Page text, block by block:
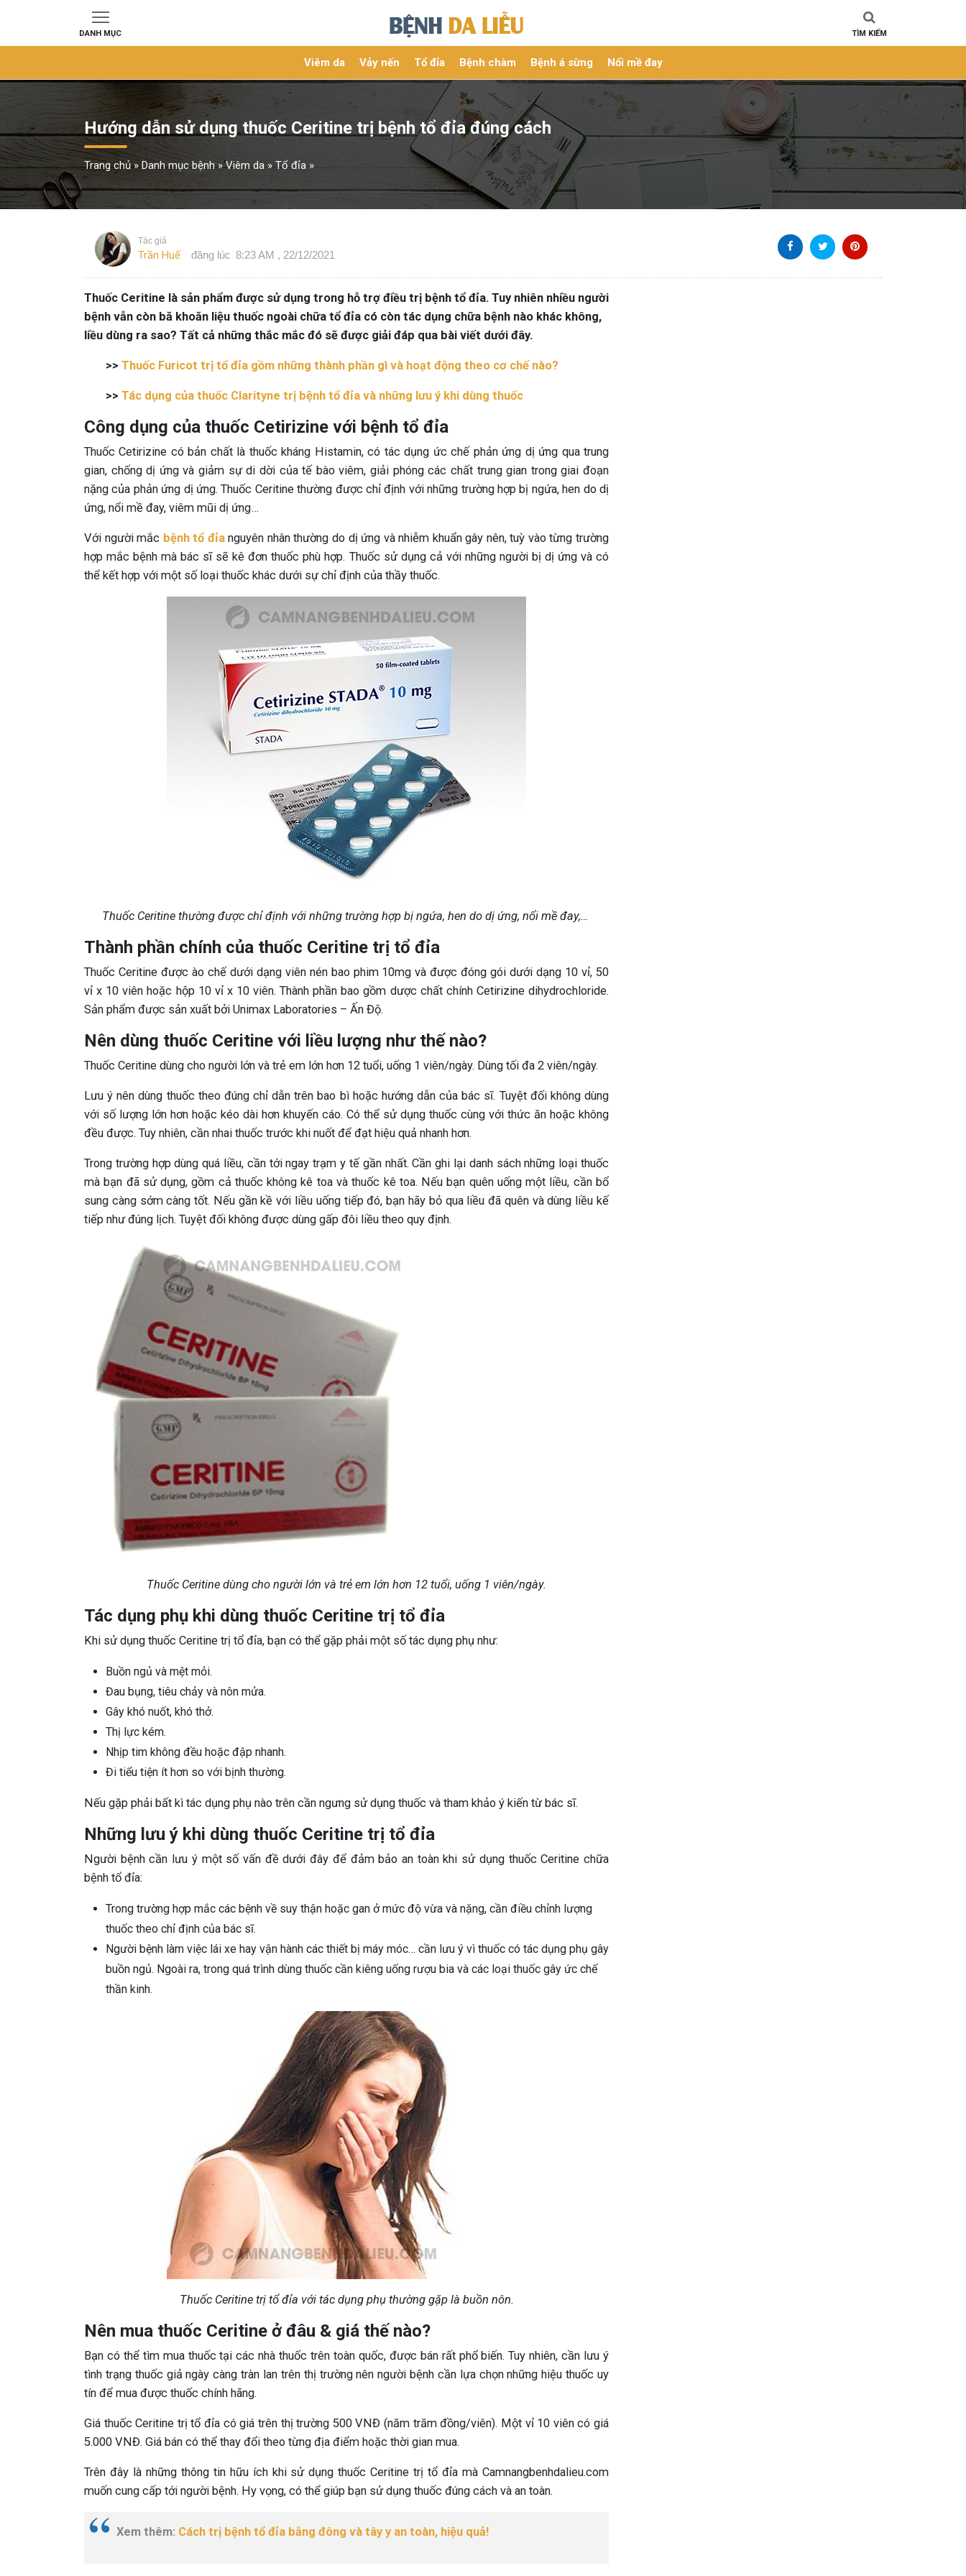
DANH MỤC TÌM KIẾM
Viêm da Vảy nến Tổ đỉa Bệnh chàm Bệnh á sừng Nổi mề đay
Hướng dẫn sử dụng thuốc Ceritine trị bệnh tổ đỉa đúng cách
Trang chủ»Danh mục bệnh»Viêm da »Tổ đỉa »
Tác giả
Trần Huế đăng lúc 8:23 AM , 22/12/2021
Thuốc Ceritine là sản phẩm được sử dụng trong hỗ trợ điều trị bệnh tổ đỉa. Tuy nhiên nhiều người
bệnh vẫn còn bă khoăn liệu thuốc ngoài chữa tổ đỉa có còn tác dụng chữa bệnh nào khác không,
liều dùng ra sao? Tất cả những thắc mắc đó sẽ được giải đáp qua bài viết dưới đây.
>> Thuốc Furicot trị tổ đỉa gồm những thành phần gì và hoạt động theo cơ chế nào?
>> Tác dụng của thuốc Clarityne trị bệnh tổ đỉa và những lưu ý khi dùng thuốc
Công dụng của thuốc Cetirizine với bệnh tổ đỉa
Thuốc Cetirizine có bản chất là thuốc kháng Histamin, có tác dụng ức chế phản ứng dị ứng qua trung
gian, chống dị ứng và giảm sự di dời của tế bào viêm, giải phóng các chất trung gian trong giai đoạn
nặng của phản ứng dị ứng. Thuốc Ceritine thường được chỉ định với những trường hợp bị ngứa, hen do dị
ứng, nổi mề đay, viêm mũi dị ứng…
Với người mắc bệnh tổ đỉanguyên nhân thường do dị ứng và nhiễm khuẩn gây nên, tuỳ vào từng trường
hợp mắc bệnh mà bác sĩ sẽ kê đơn thuốc phù hợp. Thuốc sử dụng cả với những người bị dị ứng và có
thể kết hợp với một số loại thuốc khác dưới sự chỉ định của thầy thuốc.
Thuốc Ceritine thường được chỉ định với những trường hợp bị ngứa, hen do dị ứng, nổi mề đay,…
Thành phần chính của thuốc Ceritine trị tổ đỉa
Thuốc Ceritine được ào chế dưới dạng viên nén bao phim 10mg và được đóng gói dưới dạng 10 vỉ, 50
vỉ x 10 viên hoặc hộp 10 vỉ x 10 viên. Thành phần bao gồm dược chất chính Cetirizine dihydrochloride.
Sản phẩm được sản xuất bởi Unimax Laboratories – Ấn Độ.
Nên dùng thuốc Ceritine với liều lượng như thế nào?
Thuốc Ceritine dùng cho người lớn và trẻ em lớn hơn 12 tuổi, uống 1 viên/ngày. Dùng tối đa 2 viên/ngày.
Lưu ý nên dùng thuốc theo đúng chỉ dẫn trên bao bì hoặc hướng dẫn của bác sĩ. Tuyệt đối không dùng
với số lượng lớn hơn hoặc kéo dài hơn khuyến cáo. Có thể sử dụng thuốc cùng với thức ăn hoặc không
đều được. Tuy nhiên, cần nhai thuốc trước khi nuốt để đạt hiệu quả nhanh hơn.
Trong trường hợp dùng quá liều, cần tới ngay trạm y tế gần nhất. Cần ghi lại danh sách những loại thuốc
mà bạn đã sử dụng, gồm cả thuốc không kê toa và thuốc kê toa. Nếu bạn quên uống một liều, cần bổ
sung càng sớm càng tốt. Nếu gần kề với liều uống tiếp đó, bạn hãy bỏ qua liều đã quên và dùng liều kế
tiếp như đúng lịch. Tuyệt đối không được dùng gấp đôi liều theo quy định.
Thuốc Ceritine dùng cho người lớn và trẻ em lớn hơn 12 tuổi, uống 1 viên/ngày.
Tác dụng phụ khi dùng thuốc Ceritine trị tổ đỉa
Khi sử dụng thuốc Ceritine trị tổ đỉa, bạn có thể gặp phải một số tác dụng phụ như:
Buồn ngủ và mệt mỏi.
Đau bụng, tiêu chảy và nôn mửa.
Gây khó nuốt, khó thở.
Thị lực kém.
Nhịp tim không đều hoặc đập nhanh.
Đi tiểu tiện ít hơn so với bịnh thường.
Nếu gặp phải bất kì tác dụng phụ nào trên cần ngưng sử dụng thuốc và tham khảo ý kiến từ bác sĩ.
Những lưu ý khi dùng thuốc Ceritine trị tổ đỉa
Người bệnh cần lưu ý một số vấn đề dưới đây để đảm bảo an toàn khi sử dụng thuốc Ceritine chữa
bệnh tổ đỉa:
Trong trường hợp mắc các bệnh về suy thận hoặc gan ở mức độ vừa và nặng, cần điều chỉnh lượng
thuốc theo chỉ định của bác sĩ.
Người bệnh làm việc lái xe hay vận hành các thiết bị máy móc… cần lưu ý vì thuốc có tác dụng phụ gây
buồn ngủ. Ngoài ra, trong quá trình dùng thuốc cần kiêng uống rượu bia và các loại thuốc gây ức chế
thần kinh.
Thuốc Ceritine trị tổ đỉa với tác dụng phụ thường gặp là buồn nôn.
Nên mua thuốc Ceritine ở đâu & giá thế nào?
Bạn có thể tìm mua thuốc tại các nhà thuốc trên toàn quốc, được bán rất phổ biến. Tuy nhiên, cần lưu ý
tình trạng thuốc giả ngày càng tràn lan trên thị trường nên người bệnh cần lựa chọn những hiệu thuốc uy
tín để mua được thuốc chính hãng.
Giá thuốc Ceritine trị tổ đỉa có giá trên thị trường 500 VNĐ (năm trăm đồng/viên). Một vỉ 10 viên có giá
5.000 VNĐ. Giá bán có thể thay đổi theo từng địa điểm hoặc thời gian mua.
Trên đây là những thông tin hữu ích khi sử dụng thuốc Ceritine trị tổ đỉa mà Camnangbenhdalieu.com
muốn cung cấp tới người bệnh. Hy vọng, có thể giúp bạn sử dụng thuốc đúng cách và an toàn.
Xem thêm: Cách trị bệnh tổ đỉa bằng đông và tây y an toàn, hiệu quả!